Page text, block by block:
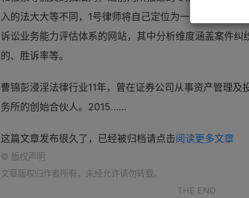
入的法大大等不同，1号律师将自己定位为一家通过对判
诉讼业务能力评估体系的网站，其中分析维度涵盖案件纠
的、胜诉率等。
曹锦彭浸淫法律行业11年，曾在证券公司从事资产管理及
务所的创始合伙人。2015……
这篇文章发布很久了，已经被归档请点击阅读更多文章
© 版权声明
文章版权归作者所有，未经允许请勿转载。
THE END